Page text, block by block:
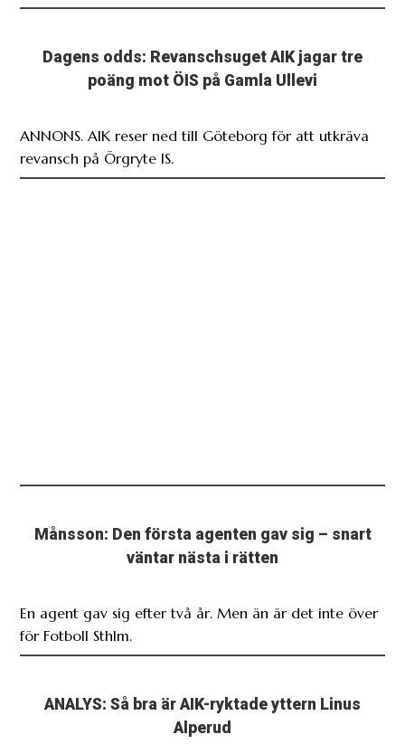
Dagens odds: Revanschsuget AIK jagar tre
poäng mot ÖIS på Gamla Ullevi
ANNONS. AIK reser ned till Göteborg för att utkräva
revansch på Örgryte IS.
Månsson: Den första agenten gav sig – snart
väntar nästa i rätten
En agent gav sig efter två år. Men än är det inte över
för Fotboll Sthlm.
ANALYS: Så bra är AIK-ryktade yttern Linus
Alperud